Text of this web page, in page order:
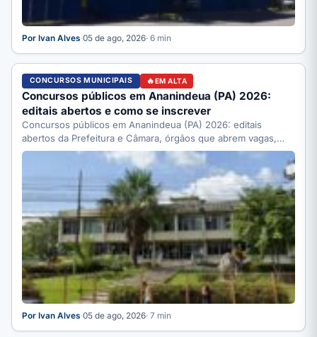
Por Ivan Alves·05 de ago, 2026· 6 min
CONCURSOS MUNICIPAIS EM ALTA
Concursos públicos em Ananindeua (PA) 2026:
editais abertos e como se inscrever
Concursos públicos em Ananindeua (PA) 2026: editais
abertos da Prefeitura e Câmara, órgãos que abrem vagas,
como se…
Por Ivan Alves·05 de ago, 2026· 7 min